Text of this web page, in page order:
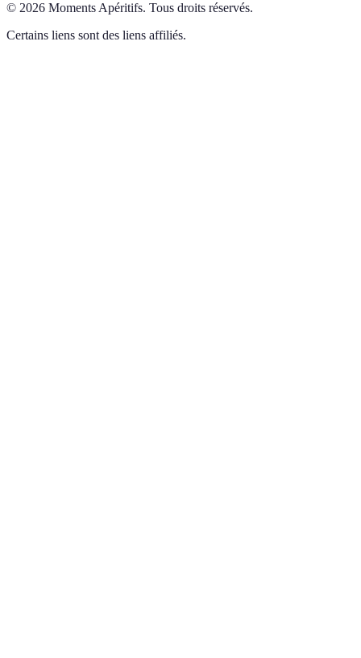
© 2026 Moments Apéritifs. Tous droits réservés.
Certains liens sont des liens affiliés.